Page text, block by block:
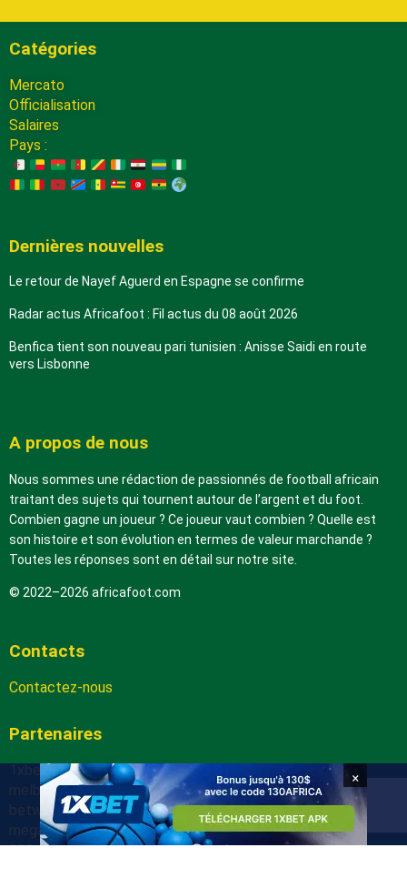
Catégories
Mercato
Officialisation
Salaires
Pays :
Dernières nouvelles
Le retour de Nayef Aguerd en Espagne se confirme
Radar actus Africafoot : Fil actus du 08 août 2026
Benfica tient son nouveau pari tunisien : Anisse Saidi en route
vers Lisbonne
A propos de nous
Nous sommes une rédaction de passionnés de football africain
traitant des sujets qui tournent autour de l’argent et du foot.
Combien gagne un joueur ? Ce joueur vaut combien ? Quelle est
son histoire et son évolution en termes de valeur marchande ?
Toutes les réponses sont en détail sur notre site.
© 2022–2026 africafoot.com
Contacts
Contactez-nous
Partenaires
1xbetapk.africafoot.com
melbet.africafoot.com
betwinnerapp.africafoot.com
megapari.africafoot.com
888starz.africafoot.com
×